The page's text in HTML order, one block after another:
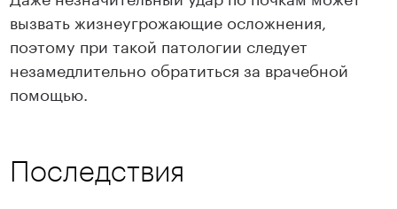
вызвать жизнеугрожающие осложнения,
поэтому при такой патологии следует
незамедлительно обратиться за врачебной
помощью.
Последствия